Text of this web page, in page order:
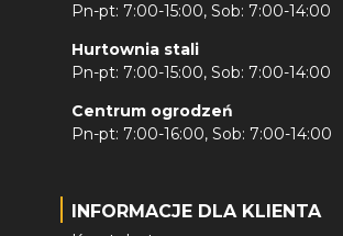
Pn-pt: 7:00-15:00, Sob: 7:00-14:00
Hurtownia stali
Pn-pt: 7:00-15:00, Sob: 7:00-14:00
Centrum ogrodzeń
Pn-pt: 7:00-16:00, Sob: 7:00-14:00
INFORMACJE DLA KLIENTA